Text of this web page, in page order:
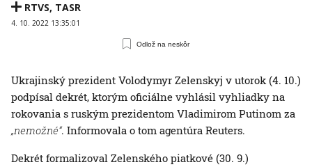
RTVS, TASR
4. 10. 2022 13:35:01
Odlož na neskôr
Ukrajinský prezident Volodymyr Zelenskyj v utorok (4. 10.)
podpísal dekrét, ktorým oficiálne vyhlásil vyhliadky na
rokovania s ruským prezidentom Vladimirom Putinom za
„nemožné“. Informovala o tom agentúra Reuters.
Dekrét formalizoval Zelenského piatkové (30. 9.)